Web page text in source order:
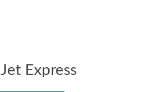
معلومات الشركة Jet Express